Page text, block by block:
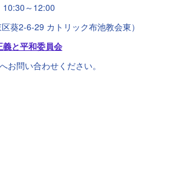
～12:00
葵2-6-29 カトリック布池教会東）
と平和委員会
お問い合わせください。